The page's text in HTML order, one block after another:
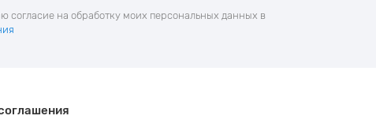
согласие на обработку моих персональных данных в